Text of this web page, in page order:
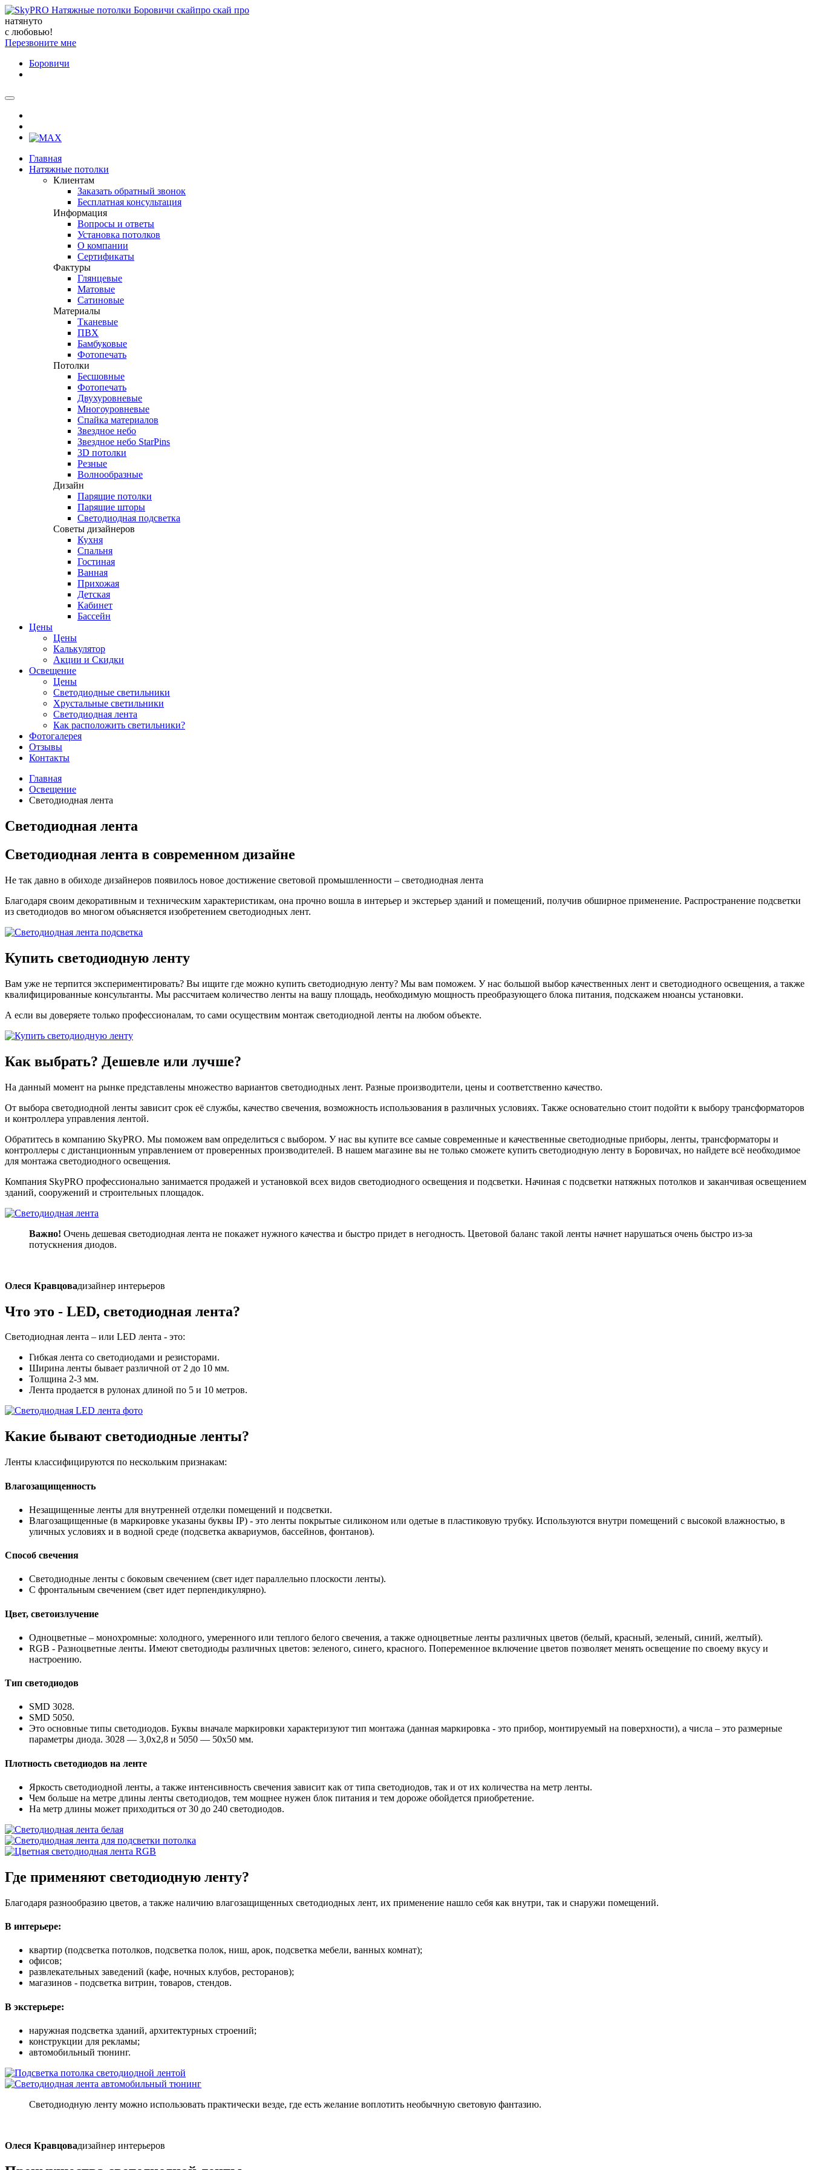
натянуто
с любовью!
Перезвоните мне
Боровичи
Главная
Натяжные потолки
Клиентам
Заказать обратный звонок
Бесплатная консультация
Информация
Вопросы и ответы
Установка потолков
О компании
Сертификаты
Фактуры
Глянцевые
Матовые
Сатиновые
Материалы
Тканевые
ПВХ
Бамбуковые
Фотопечать
Потолки
Бесшовные
Фотопечать
Двухуровневые
Многоуровневые
Спайка материалов
Звездное небо
Звездное небо StarPins
3D потолки
Резные
Волнообразные
Дизайн
Парящие потолки
Парящие шторы
Светодиодная подсветка
Советы дизайнеров
Кухня
Спальня
Гостиная
Ванная
Прихожая
Детская
Кабинет
Бассейн
Цены
Цены
Калькулятор
Акции и Скидки
Освещение
Цены
Светодиодные светильники
Хрустальные светильники
Светодиодная лента
Как расположить светильники?
Фотогалерея
Отзывы
Контакты
Главная
Освещение
Светодиодная лента
Светодиодная лента
Светодиодная лента в современном дизайне
Не так давно в обиходе дизайнеров появилось новое достижение световой промышленности – светодиодная лента
Благодаря своим декоративным и техническим характеристикам, она прочно вошла в интерьер и экстерьер зданий и помещений, получив обширное применение. Распространение подсветки
из светодиодов во многом объясняется изобретением светодиодных лент.
Купить светодиодную ленту
Вам уже не терпится экспериментировать? Вы ищите где можно купить светодиодную ленту? Мы вам поможем. У нас большой выбор качественных лент и светодиодного освещения, а также
квалифицированные консультанты. Мы рассчитаем количество ленты на вашу площадь, необходимую мощность преобразующего блока питания, подскажем нюансы установки.
А если вы доверяете только профессионалам, то сами осуществим монтаж светодиодной ленты на любом объекте.
Как выбрать? Дешевле или лучше?
На данный момент на рынке представлены множество вариантов светодиодных лент. Разные производители, цены и соответственно качество.
От выбора светодиодной ленты зависит срок её службы, качество свечения, возможность использования в различных условиях. Также основательно стоит подойти к выбору трансформаторов
и контроллера управления лентой.
Обратитесь в компанию SkyPRO. Мы поможем вам определиться с выбором. У нас вы купите все самые современные и качественные светодиодные приборы, ленты, трансформаторы и
контроллеры с дистанционным управлением от проверенных производителей. В нашем магазине вы не только сможете купить светодиодную ленту в Боровичах, но найдете всё необходимое
для монтажа светодиодного освещения.
Компания SkyPRO профессионально занимается продажей и установкой всех видов светодиодного освещения и подсветки. Начиная с подсветки натяжных потолков и заканчивая освещением
зданий, сооружений и строительных площадок.
Важно! Очень дешевая светодиодная лента не покажет нужного качества и быстро придет в негодность. Цветовой баланс такой ленты начнет нарушаться очень быстро из-за
потускнения диодов.
Олеся Кравцовадизайнер интерьеров
Что это - LED, светодиодная лента?
Светодиодная лента – или LED лента - это:
Гибкая лента со светодиодами и резисторами.
Ширина ленты бывает различной от 2 до 10 мм.
Толщина 2-3 мм.
Лента продается в рулонах длиной по 5 и 10 метров.
Какие бывают светодиодные ленты?
Ленты классифицируются по нескольким признакам:
Влагозащищенность
Незащищенные ленты для внутренней отделки помещений и подсветки.
Влагозащищенные (в маркировке указаны буквы IP) - это ленты покрытые силиконом или одетые в пластиковую трубку. Используются внутри помещений с высокой влажностью, в
уличных условиях и в водной среде (подсветка аквариумов, бассейнов, фонтанов).
Способ свечения
Светодиодные ленты с боковым свечением (свет идет параллельно плоскости ленты).
С фронтальным свечением (свет идет перпендикулярно).
Цвет, светоизлучение
Одноцветные – монохромные: холодного, умеренного или теплого белого свечения, а также одноцветные ленты различных цветов (белый, красный, зеленый, синий, желтый).
RGB - Разноцветные ленты. Имеют светодиоды различных цветов: зеленого, синего, красного. Попеременное включение цветов позволяет менять освещение по своему вкусу и
настроению.
Тип светодиодов
SMD 3028.
SMD 5050.
Это основные типы светодиодов. Буквы вначале маркировки характеризуют тип монтажа (данная маркировка - это прибор, монтируемый на поверхности), а числа – это размерные
параметры диода. 3028 — 3,0х2,8 и 5050 — 50х50 мм.
Плотность светодиодов на ленте
Яркость светодиодной ленты, а также интенсивность свечения зависит как от типа светодиодов, так и от их количества на метр ленты.
Чем больше на метре длины ленты светодиодов, тем мощнее нужен блок питания и тем дороже обойдется приобретение.
На метр длины может приходиться от 30 до 240 светодиодов.
Где применяют светодиодную ленту?
Благодаря разнообразию цветов, а также наличию влагозащищенных светодиодных лент, их применение нашло себя как внутри, так и снаружи помещений.
В интерьере:
квартир (подсветка потолков, подсветка полок, ниш, арок, подсветка мебели, ванных комнат);
офисов;
развлекательных заведений (кафе, ночных клубов, ресторанов);
магазинов - подсветка витрин, товаров, стендов.
В экстерьере:
наружная подсветка зданий, архитектурных строений;
конструкции для рекламы;
автомобильный тюнинг.
Светодиодную ленту можно использовать практически везде, где есть желание воплотить необычную световую фантазию.
Олеся Кравцовадизайнер интерьеров